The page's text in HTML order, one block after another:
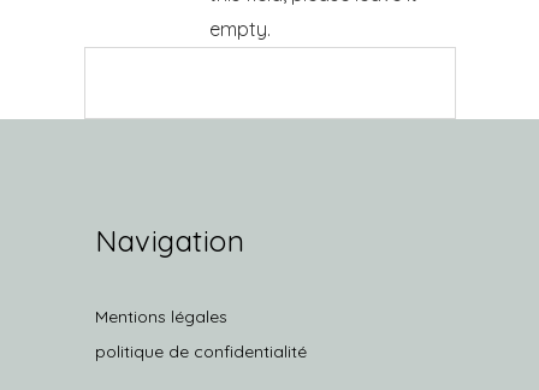
empty.
Navigation
Mentions légales
politique de confidentialité